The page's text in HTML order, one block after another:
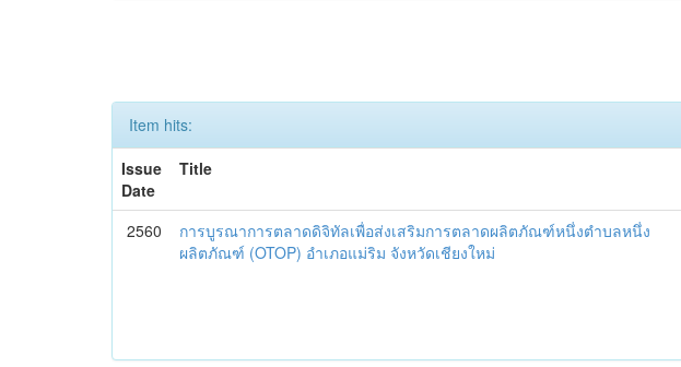
Item hits:
Issue
Date
Title
2560
การบูรณาการตลาดดิจิทัลเพื่อส่งเสริมการตลาดผลิตภัณฑ์หนึ่งตำบลหนึ่ง
ผลิตภัณฑ์ (OTOP) อำเภอแม่ริม จังหวัดเชียงใหม่